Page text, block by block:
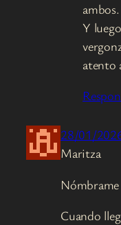
ambos.
Y
atento
28/01/
Maritza
Nómbrame
Cuando